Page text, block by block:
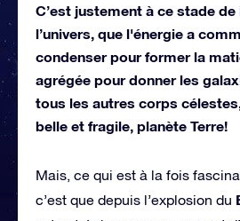
C’est justement à ce stade de
l’univers, que l'énergie a
condenser pour former la
agrégée pour donner les
tous les autres corps
belle et fragile, planète Terre!
Mais, ce qui est à la fois
c’est que depuis l’explosion du